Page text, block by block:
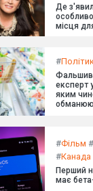
Де
місця
#
експерт
яким
#Фільм #
#Канада
Перший
має